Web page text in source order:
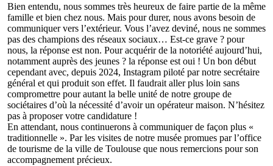
Bien entendu, nous sommes très heureux de faire partie de la même
famille et bien chez nous. Mais pour durer, nous avons besoin de
communiquer vers l’extérieur. Vous l’avez deviné, nous ne sommes
pas des champions des réseaux sociaux… Est-ce grave ? pour
nous, la réponse est non. Pour acquérir de la notoriété aujourd’hui,
notamment auprès des jeunes ? la réponse est oui ! Un bon début
cependant avec, depuis 2024, Instagram piloté par notre secrétaire
général et qui produit son effet. Il faudrait aller plus loin sans
compromettre pour autant la belle unité de notre groupe de
sociétaires d’où la nécessité d’avoir un opérateur maison. N’hésitez
pas à proposer votre candidature !
En attendant, nous continuerons à communiquer de façon plus «
traditionnelle ». Par les visites de notre musée promues par l’office
de tourisme de la ville de Toulouse que nous remercions pour son
accompagnement précieux.